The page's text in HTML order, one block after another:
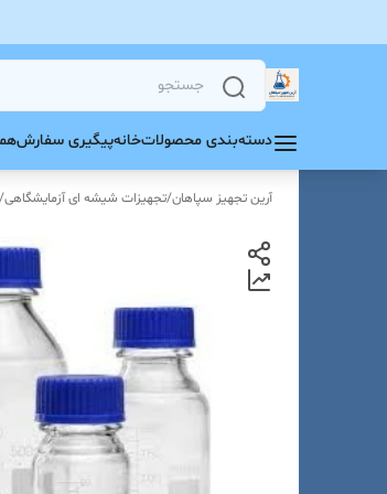
دسته‌بندی محصولاتخانهپیگیری سفارش
آرین تجهیز سپاهان/تجهیزات شیشه ای آزمایشگاهی/